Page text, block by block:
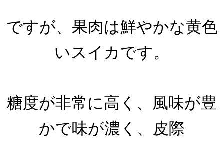
ですが、果肉は鮮やかな黄色
いスイカです。
糖度が非常に高く、風味が豊
かで味が濃く、皮際